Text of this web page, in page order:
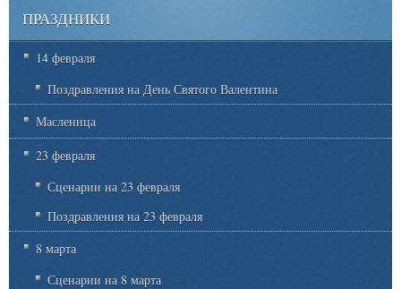
ПРАЗДНИКИ
14 февраля
Поздравления на День Святого Валентина
Масленица
23 февраля
Сценарии на 23 февраля
Поздравления на 23 февраля
8 марта
Сценарии на 8 марта